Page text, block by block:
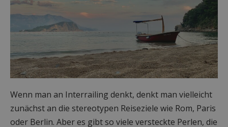
Wenn man an Interrailing denkt, denkt man vielleicht
zunächst an die stereotypen Reiseziele wie Rom, Paris
oder Berlin. Aber es gibt so viele versteckte Perlen, die